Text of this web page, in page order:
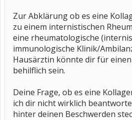
Zur Abklärung ob es eine
zu einem internistischen
eine rheumatologische
immunologische Klinik/
Hausärztin könnte dir für
behilflich sein.
Deine Frage, ob es eine
ich dir nicht wirklich
hinter deinen Beschwerden